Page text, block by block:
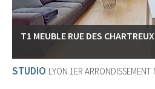
T1 MEUBLE RUE DES
STUDIO LYON 1ER ARRONDISSEMENT